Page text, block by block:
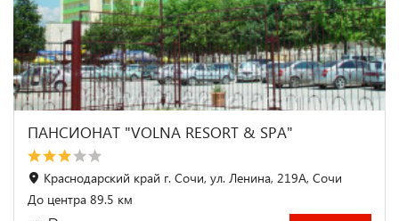
ПАНСИОНАТ "VOLNA RESORT & SPA"
Краснодарский край г. Сочи, ул. Ленина, 219А, Сочи
До центра 89.5 км